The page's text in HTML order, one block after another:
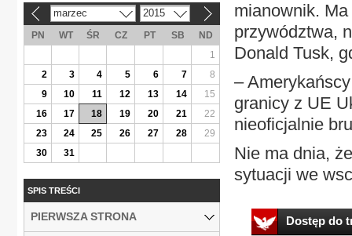
mianownik.
przywództwa,
Donald Tusk,
–
granicy z UE
nieoficjalnie
Nie ma dnia,
sytuacji we
Dostęp do
marzec 2015
PN WT ŚR CZ PT SB
ND
1
2
3 4 5 6 7
8
9
10 11 12 13 14
15
16
17 18 19 20 21
22
23
24 25 26 27 28
29
30
31
SPIS TREŚCI
PIERWSZA STRONA